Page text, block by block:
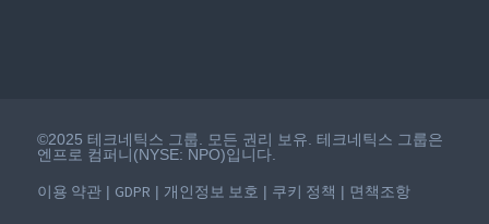
©2025 테크네틱스 그룹. 모든 권리 보유. 테크네틱스 그룹은
엔프로 컴퍼니(NYSE: NPO)입니다.
이용 약관| GDPR | 개인정보 보호 | 쿠키 정책 | 면책조항